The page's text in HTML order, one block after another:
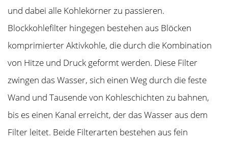
und dabei alle Kohlekörner zu passieren.
Blockkohlefilter hingegen bestehen aus Blöcken
komprimierter Aktivkohle, die durch die Kombination
von Hitze und Druck geformt werden. Diese Filter
zwingen das Wasser, sich einen Weg durch die feste
Wand und Tausende von Kohleschichten zu bahnen,
bis es einen Kanal erreicht, der das Wasser aus dem
Filter leitet. Beide Filterarten bestehen aus fein